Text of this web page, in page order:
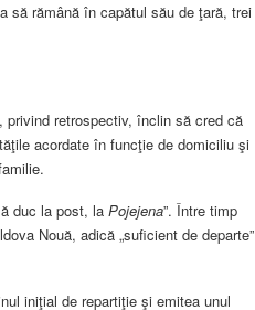
să rămână în capătul său de ţară, trei
retrospectiv, înclin să cred că
acordate în funcţie de domiciliu şi
duc la post, laPojejena”. Între timp
Nouă, adică „suficient de departe”
iniţial de repartiţie şi emitea unul